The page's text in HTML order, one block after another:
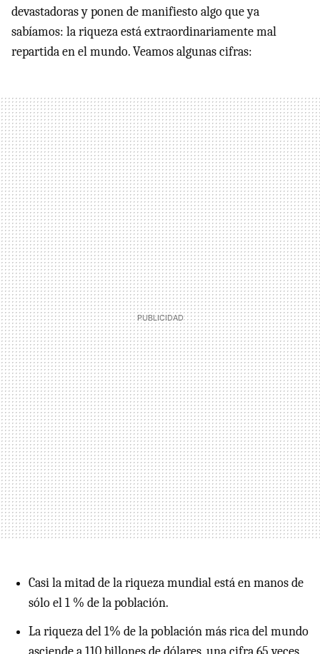
devastadoras y ponen de manifiesto algo que ya
sabíamos: la riqueza está extraordinariamente mal
repartida en el mundo. Veamos algunas cifras:
Casi la mitad de la riqueza mundial está en manos de
sólo el 1 % de la población.
La riqueza del 1% de la población más rica del mundo